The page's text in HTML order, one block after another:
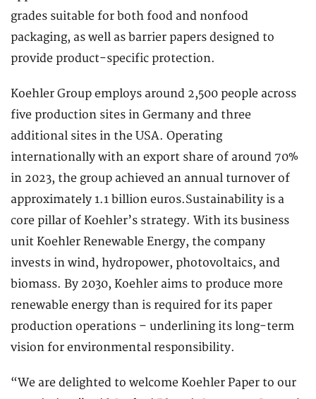
grades suitable for both food and nonfood
packaging, as well as barrier papers designed to
provide product-specific protection.
Koehler Group employs around 2,500 people across
five production sites in Germany and three
additional sites in the USA. Operating
internationally with an export share of around 70%
in 2023, the group achieved an annual turnover of
approximately 1.1 billion euros.Sustainability is a
core pillar of Koehler’s strategy. With its business
unit Koehler Renewable Energy, the company
invests in wind, hydropower, photovoltaics, and
biomass. By 2030, Koehler aims to produce more
renewable energy than is required for its paper
production operations – underlining its long-term
vision for environmental responsibility.
“We are delighted to welcome Koehler Paper to our